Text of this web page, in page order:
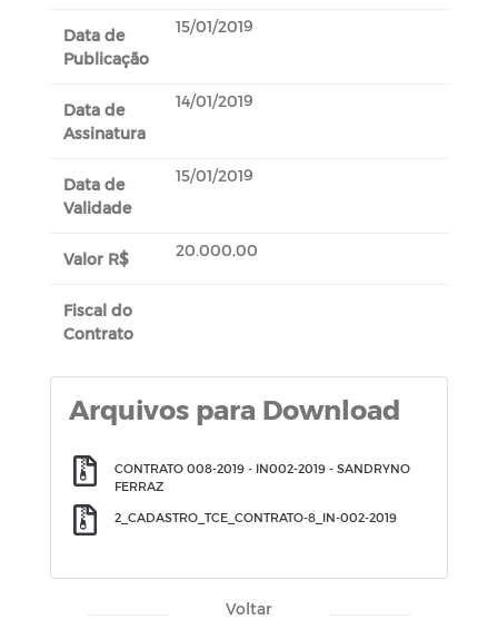
Data de
Publicação
15/01/2019
Data de
Assinatura
14/01/2019
Data de
Validade
15/01/2019
Valor R$ 20.000,00
Fiscal do
Contrato
Arquivos para Download
CONTRATO 008-2019 - IN002-2019 - SANDRYNO
FERRAZ
2_CADASTRO_TCE_CONTRATO-8_IN-002-2019
Voltar